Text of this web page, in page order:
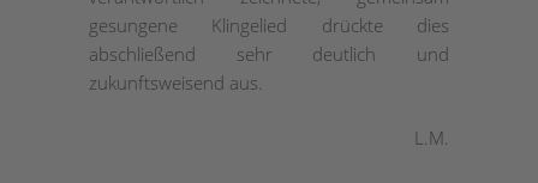
gesungene Klingelied drückte dies
abschließend sehr deutlich und
zukunftsweisend aus.
L.M.